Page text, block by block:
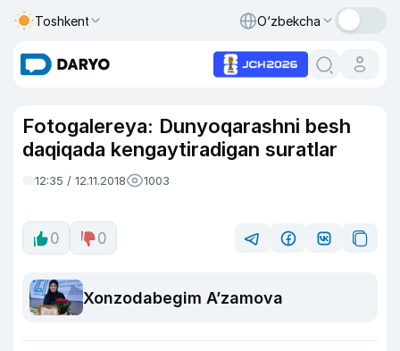
Toshkent O‘zbekcha
Fotogalereya: Dunyoqarashni besh
daqiqada kengaytiradigan suratlar
12:35 / 12.11.2018 1003
0 0
Xonzodabegim A’zamova